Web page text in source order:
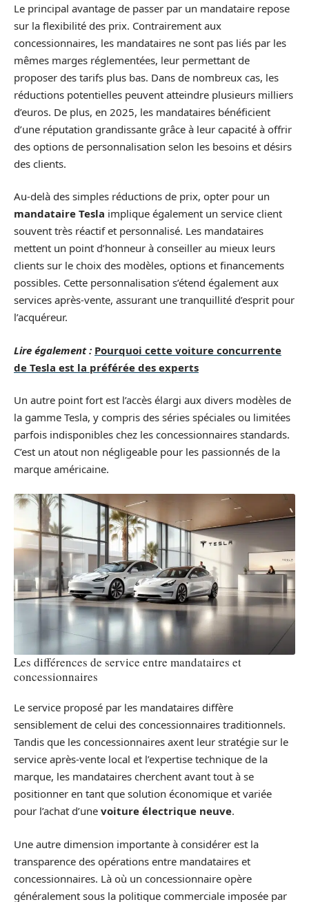
Le principal avantage de passer par un mandataire repose
sur la flexibilité des prix. Contrairement aux
concessionnaires, les mandataires ne sont pas liés par les
mêmes marges réglementées, leur permettant de
proposer des tarifs plus bas. Dans de nombreux cas, les
réductions potentielles peuvent atteindre plusieurs milliers
d’euros. De plus, en 2025, les mandataires bénéficient
d’une réputation grandissante grâce à leur capacité à offrir
des options de personnalisation selon les besoins et désirs
des clients.
Au-delà des simples réductions de prix, opter pour un
mandataire Tesla implique également un service client
souvent très réactif et personnalisé. Les mandataires
mettent un point d’honneur à conseiller au mieux leurs
clients sur le choix des modèles, options et financements
possibles. Cette personnalisation s’étend également aux
services après-vente, assurant une tranquillité d’esprit pour
l’acquéreur.
Lire également : Pourquoi cette voiture concurrente
de Tesla est la préférée des experts
Un autre point fort est l’accès élargi aux divers modèles de
la gamme Tesla, y compris des séries spéciales ou limitées
parfois indisponibles chez les concessionnaires standards.
C’est un atout non négligeable pour les passionnés de la
marque américaine.
Les différences de service entre mandataires et
concessionnaires
Le service proposé par les mandataires diffère
sensiblement de celui des concessionnaires traditionnels.
Tandis que les concessionnaires axent leur stratégie sur le
service après-vente local et l’expertise technique de la
marque, les mandataires cherchent avant tout à se
positionner en tant que solution économique et variée
pour l’achat d’une voiture électrique neuve.
Une autre dimension importante à considérer est la
transparence des opérations entre mandataires et
concessionnaires. Là où un concessionnaire opère
généralement sous la politique commerciale imposée par